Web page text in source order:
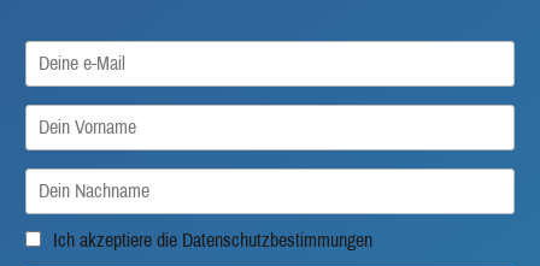
Ich akzeptiere die Datenschutzbestimmungen